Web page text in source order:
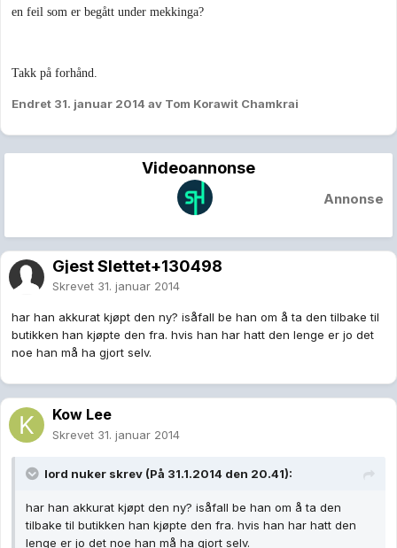
en feil som er begått under mekkinga?
Takk på forhånd.
Endret 31. januar 2014 av Tom Korawit Chamkrai
Videoannonse
Annonse
Gjest Slettet+130498
Skrevet 31. januar 2014
har han akkurat kjøpt den ny? isåfall be han om å ta den tilbake til
butikken han kjøpte den fra. hvis han har hatt den lenge er jo det
noe han må ha gjort selv.
Kow Lee
Skrevet 31. januar 2014
lord nuker skrev (På 31.1.2014 den 20.41):
har han akkurat kjøpt den ny? isåfall be han om å ta den
tilbake til butikken han kjøpte den fra. hvis han har hatt den
lenge er jo det noe han må ha gjort selv.